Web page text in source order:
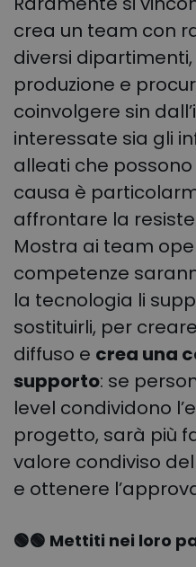
crea un team con
diversi
produzione e
coinvolgere sin
interessate sia gli
alleati che
causa è
affrontare la
Mostra ai team
competenze
la tecnologia li
sostituirli, per
diffuso e crea una
supporto: se
level condividono
progetto, sarà più
valore condiviso
e ottenere
🟢🟢 Mettiti nei loro